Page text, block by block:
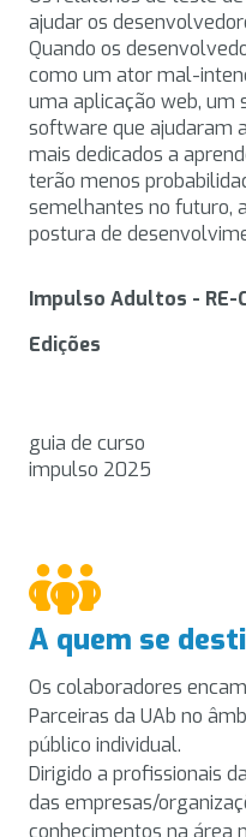
ajudar os
Quando os
como um ator mal-
uma aplicação web, um
software que ajudaram
mais dedicados a
terão menos
semelhantes no futuro,
postura de
Impulso Adultos - RE-
Edições
guia de curso
impulso 2025
A quem se
Os colaboradores
Parceiras da UAb no
público individual.
Dirigido a profissionais
das empresas/
conhecimentos na área